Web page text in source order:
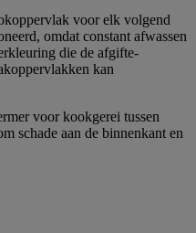
voor elk volgend
omdat constant afwassen
die de afgifte-
kan
voor kookgerei tussen
schade aan de binnenkant en